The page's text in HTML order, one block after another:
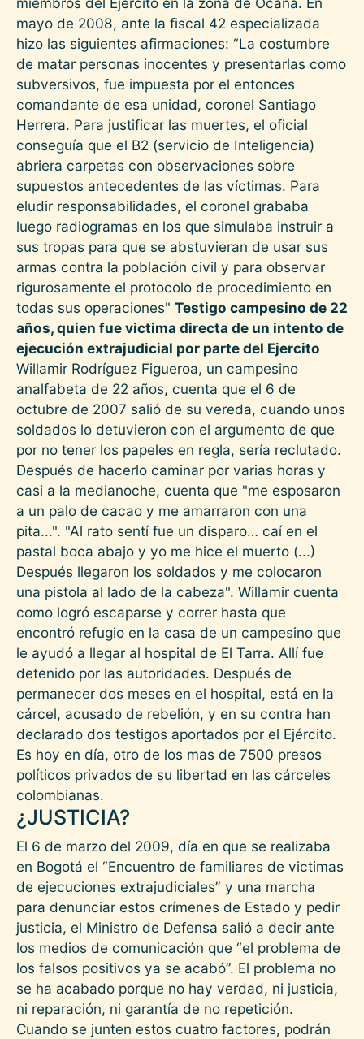
mayo de 2008, ante la fiscal 42 especializada
hizo las siguientes afirmaciones: “La costumbre
de matar personas inocentes y presentarlas como
subversivos, fue impuesta por el entonces
comandante de esa unidad, coronel Santiago
Herrera. Para justificar las muertes, el oficial
conseguía que el B2 (servicio de Inteligencia)
abriera carpetas con observaciones sobre
supuestos antecedentes de las víctimas. Para
eludir responsabilidades, el coronel grababa
luego radiogramas en los que simulaba instruir a
sus tropas para que se abstuvieran de usar sus
armas contra la población civil y para observar
rigurosamente el protocolo de procedimiento en
todas sus operaciones" Testigo campesino de 22
años, quien fue victima directa de un intento de
ejecución extrajudicial por parte del Ejercito
Willamir Rodríguez Figueroa, un campesino
analfabeta de 22 años, cuenta que el 6 de
octubre de 2007 salió de su vereda, cuando unos
soldados lo detuvieron con el argumento de que
por no tener los papeles en regla, sería reclutado.
Después de hacerlo caminar por varias horas y
casi a la medianoche, cuenta que "me esposaron
a un palo de cacao y me amarraron con una
pita...". "Al rato sentí fue un disparo… caí en el
pastal boca abajo y yo me hice el muerto (...)
Después llegaron los soldados y me colocaron
una pistola al lado de la cabeza". Willamir cuenta
como logró escaparse y correr hasta que
encontró refugio en la casa de un campesino que
le ayudó a llegar al hospital de El Tarra. Allí fue
detenido por las autoridades. Después de
permanecer dos meses en el hospital, está en la
cárcel, acusado de rebelión, y en su contra han
declarado dos testigos aportados por el Ejército.
Es hoy en día, otro de los mas de 7500 presos
políticos privados de su libertad en las cárceles
colombianas.
¿JUSTICIA?
El 6 de marzo del 2009, día en que se realizaba
en Bogotá el “Encuentro de familiares de victimas
de ejecuciones extrajudiciales” y una marcha
para denunciar estos crímenes de Estado y pedir
justicia, el Ministro de Defensa salió a decir ante
los medios de comunicación que “el problema de
los falsos positivos ya se acabó”. El problema no
se ha acabado porque no hay verdad, ni justicia,
ni reparación, ni garantía de no repetición.
Cuando se junten estos cuatro factores, podrán